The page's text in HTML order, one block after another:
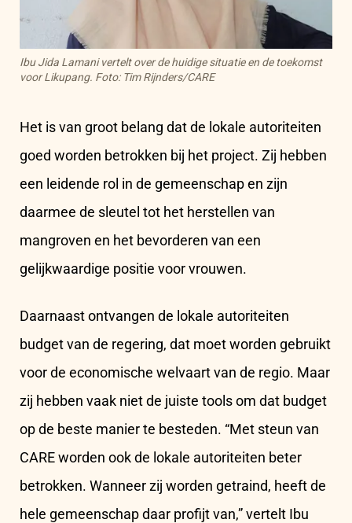
Ibu Jida Lamani vertelt over de huidige situatie en de toekomst
voor Likupang. Foto: Tim Rijnders/CARE
Het is van groot belang dat de lokale autoriteiten
goed worden betrokken bij het project. Zij hebben
een leidende rol in de gemeenschap en zijn
daarmee de sleutel tot het herstellen van
mangroven en het bevorderen van een
gelijkwaardige positie voor vrouwen.
Daarnaast ontvangen de lokale autoriteiten
budget van de regering, dat moet worden gebruikt
voor de economische welvaart van de regio. Maar
zij hebben vaak niet de juiste tools om dat budget
op de beste manier te besteden. “Met steun van
CARE worden ook de lokale autoriteiten beter
betrokken. Wanneer zij worden getraind, heeft de
hele gemeenschap daar profijt van,” vertelt Ibu